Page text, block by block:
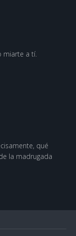
miarte a tí.
qué
la madrugada